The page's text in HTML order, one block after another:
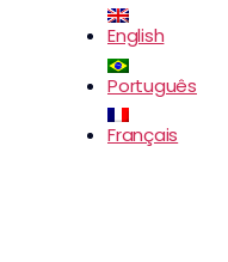
English
Português
Français